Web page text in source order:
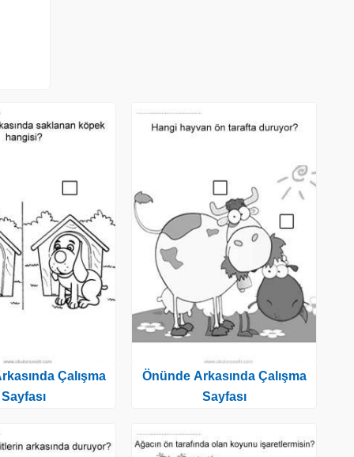
Çalışma
Sayfası
Önünde Arkasında Çalışma
Sayfası